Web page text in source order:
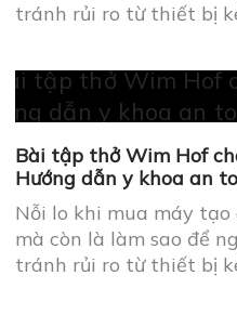
tránh rủi ro từ thiết bị
Bài tập thở Wim Hof
Hướng dẫn y khoa an
Nỗi lo khi mua máy tạo
mà còn là làm sao để
tránh rủi ro từ thiết bị